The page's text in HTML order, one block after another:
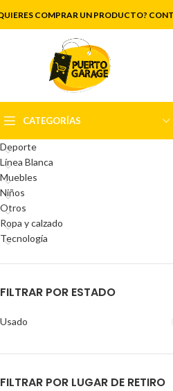
COMPRAR UN PRODUCTO?
CATEGORÍAS
CATEGORÍAS DEL PRODUCTO
Antigüedades
Artículos de cocina
Belleza
Deporte
Línea Blanca
Muebles
Niños
Otros
Ropa y calzado
Tecnología
FILTRAR POR ESTADO
Usado
FILTRAR POR LUGAR DE RETIRO